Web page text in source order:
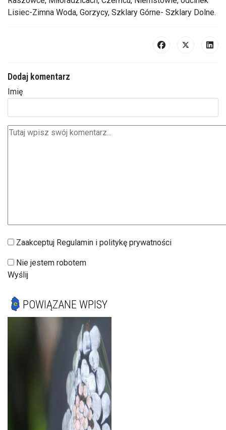
Lisiec-Zimna Woda, Gorzycy, Szklary Górne- Szklary Dolne.
Dodaj komentarz
Imię
Zaakceptuj Regulamin i politykę prywatności
Nie jestem robotem
Wyślij
POWIĄZANE WPISY